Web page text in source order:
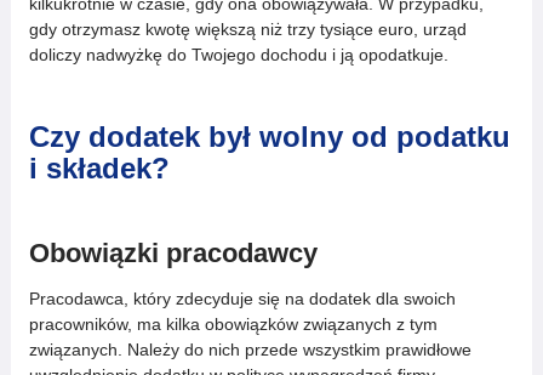
gdy otrzymasz kwotę większą niż trzy tysiące euro, urząd
doliczy nadwyżkę do Twojego dochodu i ją opodatkuje.
Czy dodatek był wolny od podatku
i składek?
Obowiązki pracodawcy
Pracodawca, który zdecyduje się na dodatek dla swoich
pracowników, ma kilka obowiązków związanych z tym
związanych. Należy do nich przede wszystkim prawidłowe